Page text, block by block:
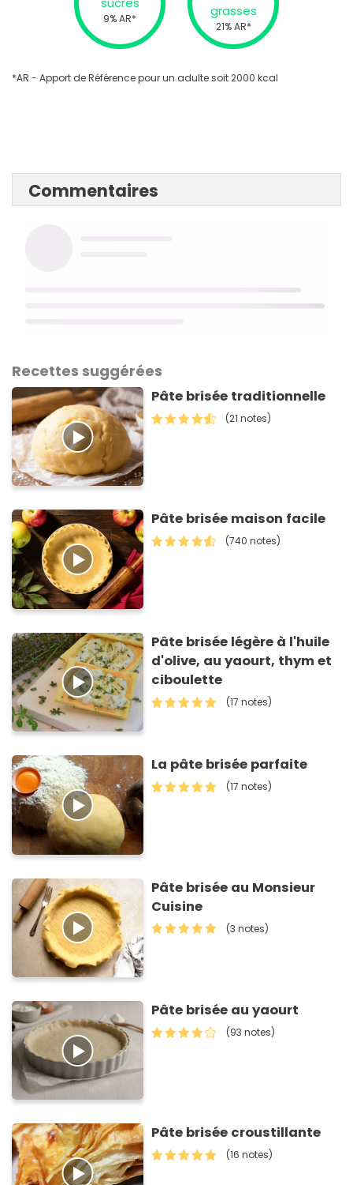
9% AR*
grasses
21% AR*
*AR - Apport de Référence pour un adulte soit 2000 kcal
Commentaires
Recettes suggérées
Pâte brisée traditionnelle
(21 notes)
Pâte brisée maison facile
(740 notes)
Pâte brisée légère à l'huile
d'olive, au yaourt, thym et
ciboulette
(17 notes)
La pâte brisée parfaite
(17 notes)
Pâte brisée au Monsieur
Cuisine
(3 notes)
Pâte brisée au yaourt
(93 notes)
Pâte brisée croustillante
(16 notes)